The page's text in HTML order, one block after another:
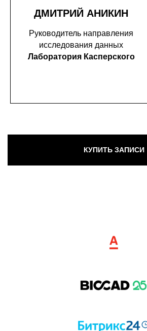
ДМИТРИЙ АНИКИН
Руководитель направления
исследования данных
Лаборатория Касперского